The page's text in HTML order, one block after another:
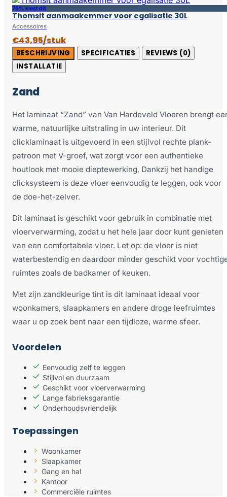
76% kiest dit
Thomsit aanmaakemmer voor egalisatie 30L
Accessoires
€43,95/stuk
BESCHRIJVING SPECIFICATIES
REVIEWS (0)
INSTALLATIE
Zand
Het laminaat “Zand” van Van Hardeveld Vloeren brengt
warme, natuurlijke uitstraling in uw interieur. Dit
clicklaminaat is uitgevoerd in een stijlvol rechte plank-
patroon met V-groef, wat zorgt voor een authentieke
houtlook met mooie dieptewerking. Dankzij het handige
clicksysteem is deze vloer eenvoudig te leggen, ook voor
de doe-het-zelver.
Dit laminaat is geschikt voor gebruik in combinatie met
vloerverwarming, zodat u het hele jaar door kunt genieten
van een comfortabele vloer. Let op: de vloer is niet
waterbestendig en daardoor minder geschikt voor
ruimtes zoals de badkamer of keuken.
Met zijn zandkleurige tint is dit laminaat ideaal voor
woonkamers, slaapkamers en andere droge leefruimtes
waar u op zoek bent naar een tijdloze, warme sfeer.
Voordelen
Eenvoudig zelf te leggen
Stijlvol en duurzaam
Geschikt voor vloerverwarming
Lange fabrieksgarantie
Onderhoudsvriendelijk
Toepassingen
Woonkamer
Slaapkamer
Gang en hal
Kantoor
Commerciële ruimtes